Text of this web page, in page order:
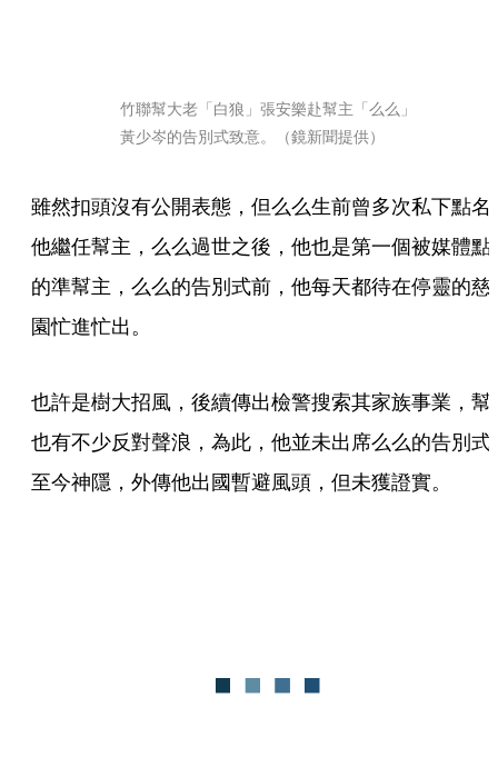
竹聯幫大老「白狼」張安樂赴幫主「么么」
黃少岑的告別式致意。（鏡新聞提供）
雖然扣頭沒有公開表態，但么么生前曾多次私下點名
他繼任幫主，么么過世之後，他也是第一個被媒體點
的準幫主，么么的告別式前，他每天都待在停靈的慈
園忙進忙出。
也許是樹大招風，後續傳出檢警搜索其家族事業，幫
也有不少反對聲浪，為此，他並未出席么么的告別式
至今神隱，外傳他出國暫避風頭，但未獲證實。